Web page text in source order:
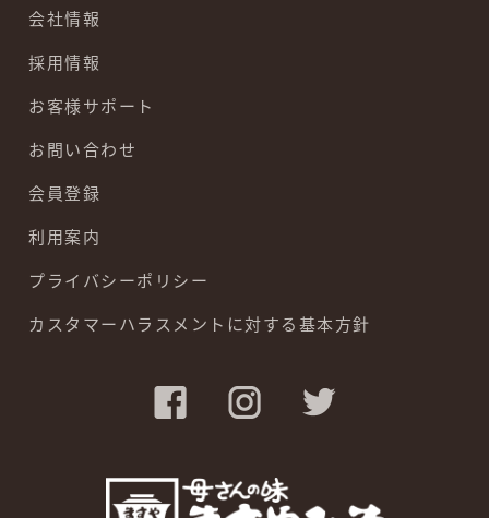
会社情報
採用情報
お客様サポート
お問い合わせ
会員登録
利用案内
プライバシーポリシー
カスタマーハラスメントに対する基本方針